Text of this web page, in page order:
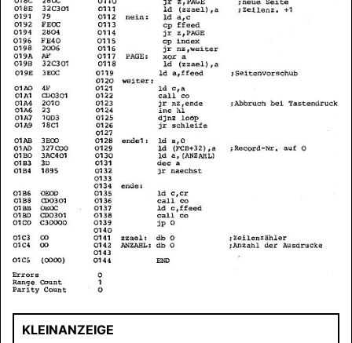
KLEINANZEIGE